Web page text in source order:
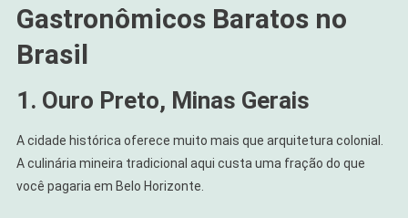
Gastronômicos Baratos no
Brasil
1. Ouro Preto, Minas Gerais
A cidade histórica oferece muito mais que arquitetura colonial.
A culinária mineira tradicional aqui custa uma fração do que
você pagaria em Belo Horizonte.